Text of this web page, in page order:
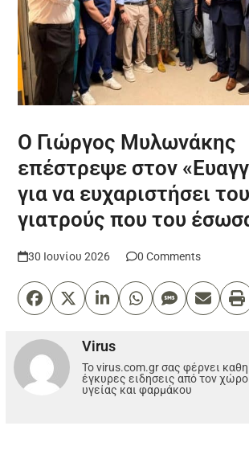
Ο Γιώργος Μυλωνάκης
επέστρεψε στον
για να ευχαριστήσει
γιατρούς που του
30 Ιουνίου 2026 0 Comments
Virus
Το virus.com.gr σας φέρνει
έγκυρες ειδησεις από τον χώρο
υγείας και φαρμάκου